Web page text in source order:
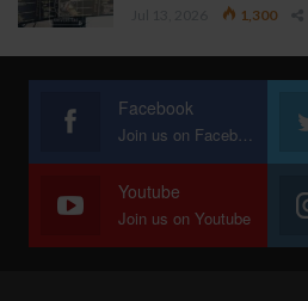
1,300
Facebook
Join us on Facebook
Youtube
Join us on Youtube